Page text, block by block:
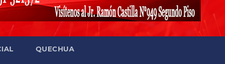
QUECHUA